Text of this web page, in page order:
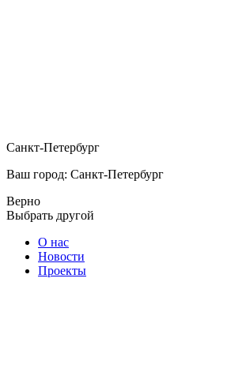
Санкт-Петербург
Ваш город: Санкт-Петербург
Верно
Выбрать другой
О нас
Новости
Проекты